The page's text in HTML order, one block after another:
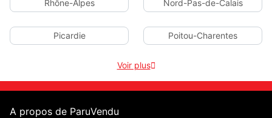
Rhône-Alpes Nord-Pas-de-Calais
Picardie Poitou-Charentes
Voir plus
A propos de ParuVendu